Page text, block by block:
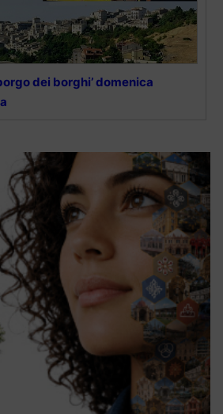
dei borghi’ domenica